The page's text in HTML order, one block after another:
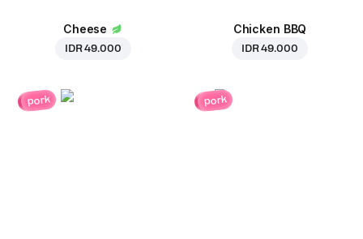
Cheese
IDR 49.000
Chicken BBQ
IDR 49.000
pork pork